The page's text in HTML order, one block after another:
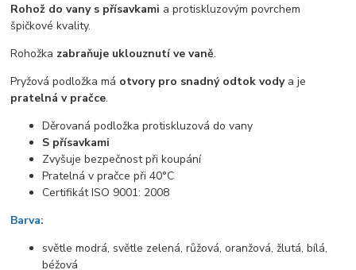
Rohož do vany s přísavkami a protiskluzovým povrchem
špičkové kvality.
Rohožka zabraňuje uklouznutí ve vaně.
Pryžová podložka má otvory pro snadný odtok vodya je
pratelná v pračce.
Děrovaná podložka protiskluzová do vany
S přísavkami
Zvyšuje bezpečnost při koupání
Pratelná v pračce při 40°C
Certifikát ISO 9001: 2008
Barva:
světle modrá, světle zelená, růžová, oranžová, žlutá, bílá,
béžová